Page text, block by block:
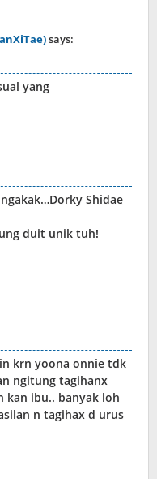
says:
yang
Shidae
duit unik tuh!
krn yoona onnie tdk
ngitung tagihanx
kan ibu.. banyak loh
n tagihax d urus